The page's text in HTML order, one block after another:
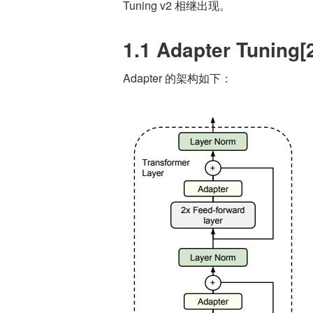
Tuning v2 相继出现。
1.1 Adapter
Adapter 的架构如下：